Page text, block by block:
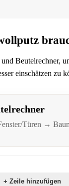
Beutelrechner,
einschätzen zu
Türen →
+ Zeile hinzufügen